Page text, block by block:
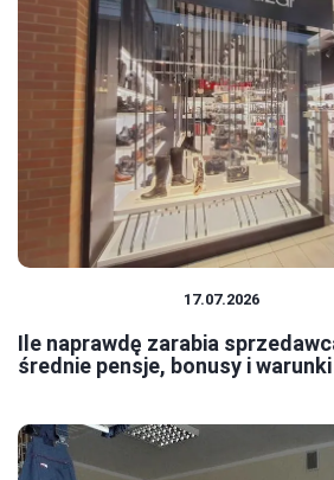
17.07.2026
Ile naprawdę zarabia
średnie pensje, bonusy i